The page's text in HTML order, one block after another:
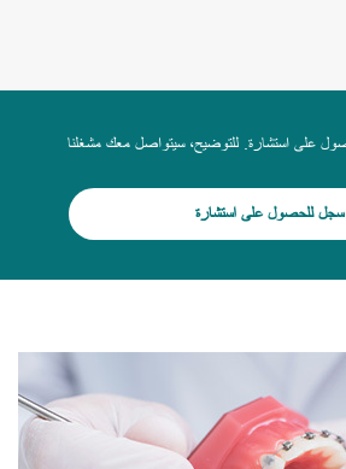
سجل للحصول على استشارة